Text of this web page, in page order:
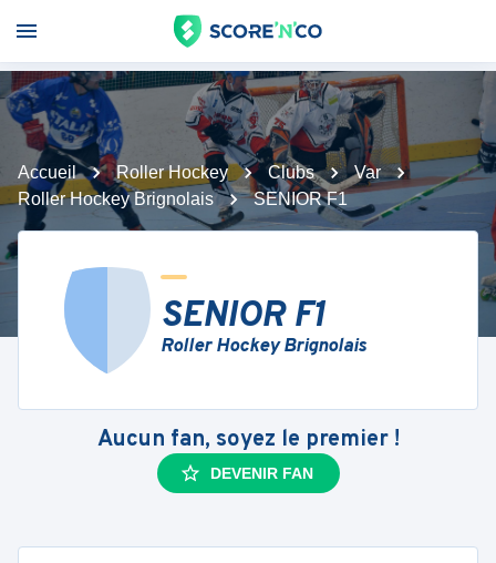
Accueil Roller Hockey Clubs
Var
Roller Hockey Brignolais
SENIOR F1
SENIOR F1
Roller Hockey Brignolais
Aucun fan, soyez le premier !
DEVENIR FAN